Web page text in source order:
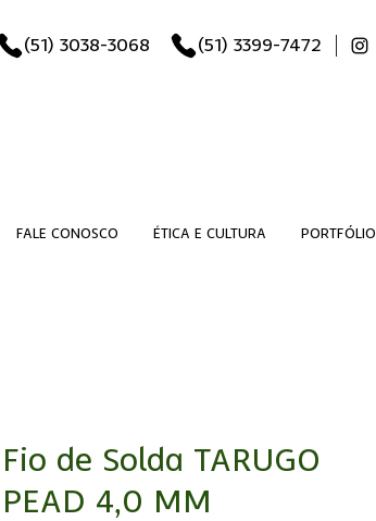
(51) 3038-3068 (51) 3399-7472
FALE CONOSCO ÉTICA E CULTURA PORTFÓLIO
Fio de Solda TARUGO
PEAD 4,0 MM